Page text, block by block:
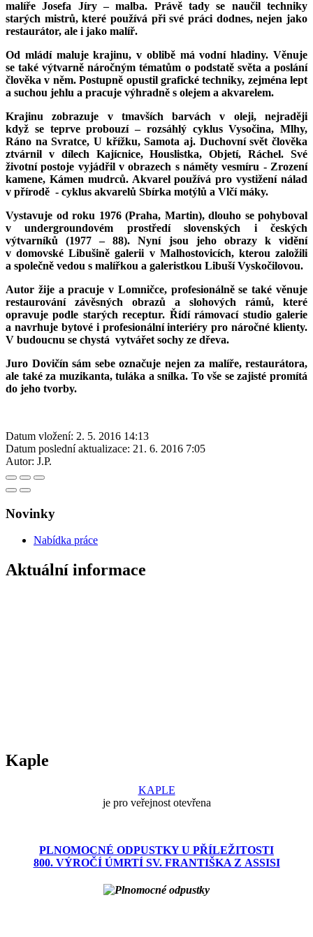
malíře Josefa Jíry – malba. Právě tady se naučil techniky
starých mistrů, které používá při své práci dodnes, nejen jako
restaurátor, ale i jako malíř.
Od mládí maluje krajinu, v oblibě má vodní hladiny. Věnuje
se také výtvarně náročným tématům o podstatě světa a poslání
člověka v něm.Postupně opustil grafické techniky, zejména lept
a suchou jehlu a pracuje výhradně s olejem a akvarelem.
Krajinu zobrazuje v tmavších barvách v oleji, nejraději
když se teprve probouzí – rozsáhlý cyklus Vysočina, Mlhy,
Ráno na Svratce, U křížku, Samota aj. Duchovní svět člověka
ztvárnil v dílech Kajícnice, Houslistka, Objetí, Ráchel. Své
životní postoje vyjádřil v obrazech s náměty vesmíru - Zrození
kamene, Kámen mudrců.Akvarel používá pro vystižení nálad
v přírodě - cyklus akvarelů Sbírka motýlů a Vlčí máky.
Vystavuje od roku 1976 (Praha, Martin), dlouho se pohyboval
v undergroundovém prostředí slovenských i českých
výtvarníků (1977 – 88). Nyní jsou jeho obrazy k vidění
v domovské Libušině galerii v Malhostovicích, kterou založili
a společně vedou s malířkou a galeristkou Libuší Vyskočilovou.
Autor žije a pracuje v Lomničce, profesionálně se také věnuje
restaurování závěsných obrazů a slohových rámů, které
opravuje podle starých receptur. Řídí rámovací studio galerie
a navrhuje bytové i profesionální interiéry pro náročné klienty.
V budoucnu se chystá vytvářet sochy ze dřeva.
Juro Dovičín sám sebe označuje nejen za malíře, restaurátora,
ale také za muzikanta, tuláka a snílka. To vše se zajisté promítá
do jeho tvorby.
Datum vložení: 2. 5. 2016 14:13
Datum poslední aktualizace: 21. 6. 2016 7:05
Autor: J.P.
Novinky
Nabídka práce
Aktuální informace
Kaple
KAPLE
je pro veřejnost otevřena
PLNOMOCNÉ ODPUSTKY U PŘÍLEŽITOSTI
800. VÝROČÍ ÚMRTÍ SV. FRANTIŠKA Z ASSISI